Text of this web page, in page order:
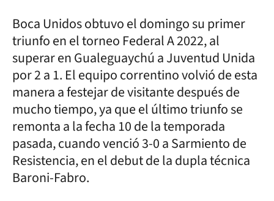
Boca Unidos obtuvo el domingo su primer
triunfo en el torneo Federal A 2022, al
superar en Gualeguaychú a Juventud Unida
por 2 a 1. El equipo correntino volvió de esta
manera a festejar de visitante después de
mucho tiempo, ya que el último triunfo se
remonta a la fecha 10 de la temporada
pasada, cuando venció 3-0 a Sarmiento de
Resistencia, en el debut de la dupla técnica
Baroni-Fabro.